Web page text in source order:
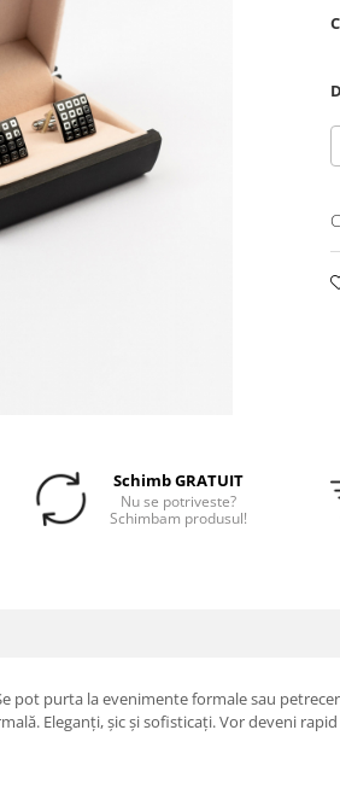
Schimb GRATUIT
Nu se potriveste?
Schimbam produsul!
pot purta la evenimente formale sau
Eleganți, șic și sofisticați. Vor deveni